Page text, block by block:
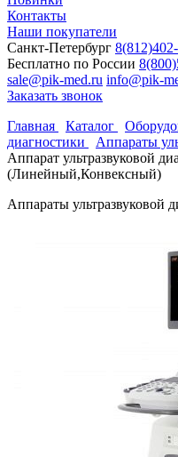
Контакты
Наши покупатели
Санкт-Петербург
Бесплатно по России
sale@pik-med.ru info@pik-
Заказать звонок
Главная
Каталог
диагностики
Аппараты
Аппарат ультразвуковой
(Линейный,Конвексный)
Аппараты ультразвуковой